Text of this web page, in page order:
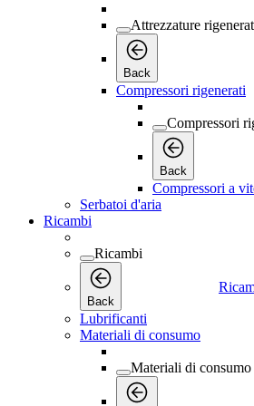
Attrezzature
Back
Compressori rigenerati
Compressori
Back
Compressori a
Serbatoi d'aria
Ricambi
Ricambi
Back
Lubrificanti
Materiali di consumo
Materiali di consumo